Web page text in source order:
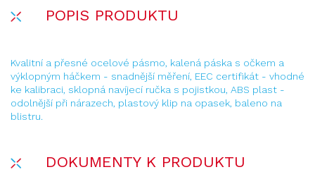
POPIS PRODUKTU
Kvalitní a přesné ocelové pásmo, kalená páska s očkem a
výklopným háčkem - snadnější měření, EEC certifikát - vhodné
ke kalibraci, sklopná navíjecí ručka s pojistkou, ABS plast -
odolnější při nárazech, plastový klip na opasek, baleno na
blistru.
DOKUMENTY K PRODUKTU